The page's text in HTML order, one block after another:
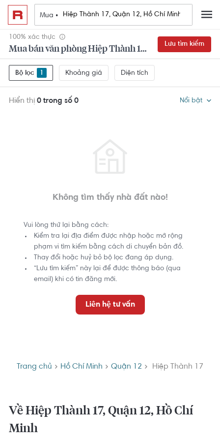
Mua •
100% xác thực
Mua bán văn phòng Hiệp Thành 17, Quận 12, Hồ Chí Minh
Lưu tìm kiếm
Bộ lọc 1 Khoảng giá Diện tích
Hiển thị 0 trong số 0 Nổi bật
Không tìm thấy nhà đất nào!
Vui lòng thử lại bằng cách:
Kiểm tra lại địa điểm được nhập hoặc mở rộng
phạm vi tìm kiếm bằng cách di chuyển bản đồ.
Thay đổi hoặc huỷ bỏ bộ lọc đang áp dụng.
“Lưu tìm kiếm” này lại để được thông báo (qua
email) khi có tin đăng mới.
Liên hệ tư vấn
Trang chủ Hồ Chí Minh Quận 12 Hiệp Thành 17
Về Hiệp Thành 17, Quận 12, Hồ Chí
Minh